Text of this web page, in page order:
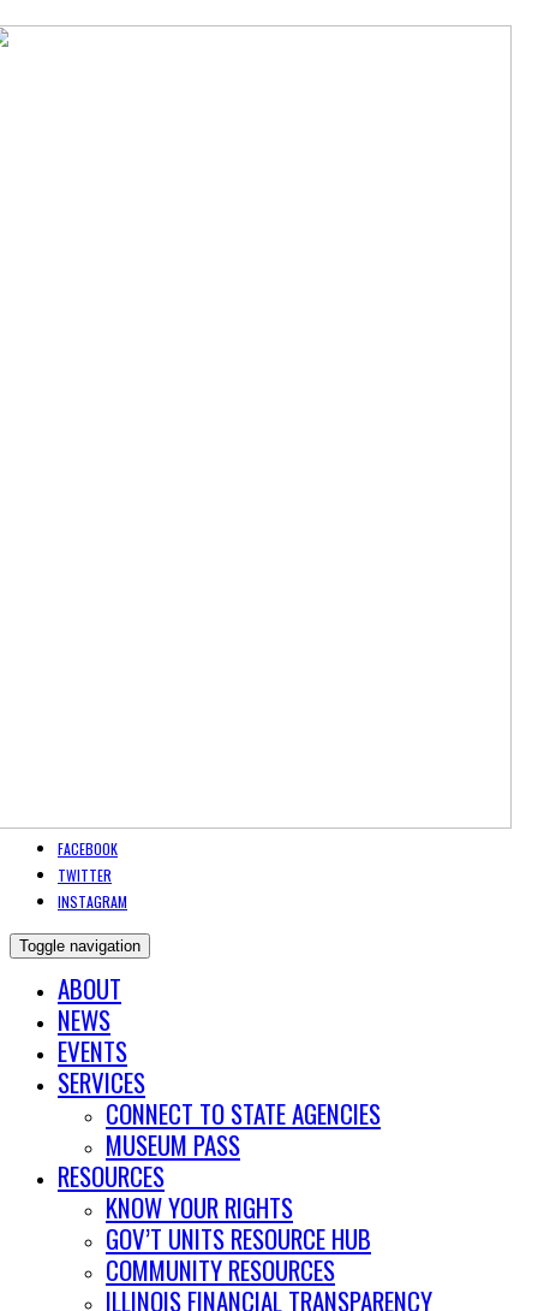
FACEBOOK
TWITTER
INSTAGRAM
Toggle navigation
ABOUT
NEWS
EVENTS
SERVICES
CONNECT TO STATE AGENCIES
MUSEUM PASS
RESOURCES
KNOW YOUR RIGHTS
GOV’T UNITS RESOURCE HUB
COMMUNITY RESOURCES
ILLINOIS FINANCIAL TRANSPARENCY